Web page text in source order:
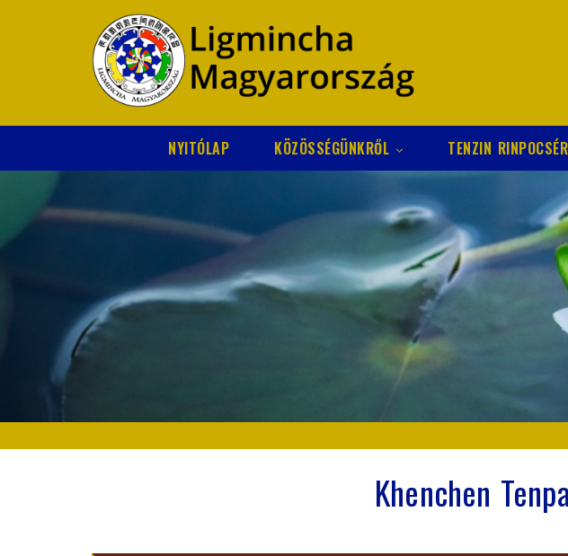
NYITÓLAP KÖZÖSSÉGÜNKRŐL TENZIN
Khenchen